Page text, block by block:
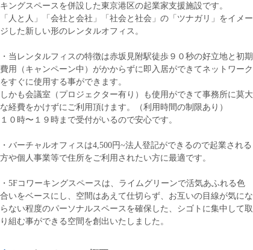
キングスペースを併設した東京港区の起業家支援施設です。
「人と人」「会社と会社」「社会と社会」の「ツナガリ」をイメー
ジした新しい形のレンタルオフィス。
・当レンタルフィスの特徴は赤坂見附駅徒歩９０秒の好立地と初期
費用（キャンペーン中）がかからずに即入居ができてネットワーク
をすぐに使用する事ができます。
しかも会議室（プロジェクター有り）も使用ができて事務所に莫大
な経費をかけずにご利用頂けます。（利用時間の制限あり）
１０時〜１９時まで受付がいるので安心です。
・バーチャルオフィスは4,500円~法人登記ができるので起業される
方や個人事業等で住所をご利用されたい方に最適です。
・5Fコワーキングスペースは、ライムグリーンで活気あふれる色
合いをベースにし、空間はあえて仕切らず、お互いの目線が気にな
らない程度のパーソナルスペースを確保した、シゴトに集中して取
り組む事ができる空間を創出いたしました。